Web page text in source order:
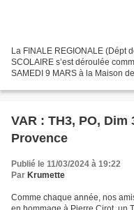
La FINALE REGIONALE (Dépt
SCOLAIRE s’est déroulée
SAMEDI 9 MARS à la Maison
VAR : TH3, PO, Dim
Provence
Publié le 11/03/2024 à 19:22
Par Krumette
Comme chaque année, nos